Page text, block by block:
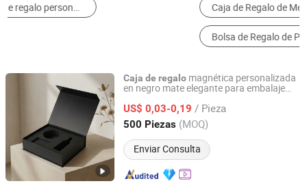
Caja de Regalo de Metal Caja de almacenamiento de joyas
Caja de Regalo de Madera
Caja de regalo magnética personalizada
en negro mate elegante para embalaje
US$ 0,03-0,19 / Pieza
500 Piezas (MOQ)
Enviar Consulta
Xiamen Xingzhengyang Paper Products Co., Ltd.
Fujian, China Desde 2025